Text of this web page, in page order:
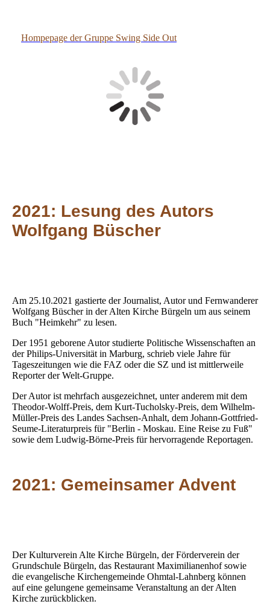
Hompepage der Gruppe Swing Side Out
2021: Lesung des Autors
Wolfgang Büscher
Am 25.10.2021 gastierte der Journalist, Autor und Fernwanderer
Wolfgang Büscher in der Alten Kirche Bürgeln um aus seinem
Buch "Heimkehr" zu lesen.
Der 1951 geborene Autor studierte Politische Wissenschaften an
der Philips-Universität in Marburg, schrieb viele Jahre für
Tageszeitungen wie die FAZ oder die SZ und ist mittlerweile
Reporter der Welt-Gruppe.
Der Autor ist mehrfach ausgezeichnet, unter anderem mit dem
Theodor-Wolff-Preis, dem Kurt-Tucholsky-Preis, dem Wilhelm-
Müller-Preis des Landes Sachsen-Anhalt, dem Johann-Gottfried-
Seume-Literaturpreis für "Berlin - Moskau. Eine Reise zu Fuß"
sowie dem Ludwig-Börne-Preis für hervorragende Reportagen.
2021: Gemeinsamer Advent
Der Kulturverein Alte Kirche Bürgeln, der Förderverein der
Grundschule Bürgeln, das Restaurant Maximilianenhof sowie
die evangelische Kirchengemeinde Ohmtal-Lahnberg können
auf eine gelungene gemeinsame Veranstaltung an der Alten
Kirche zurückblicken.